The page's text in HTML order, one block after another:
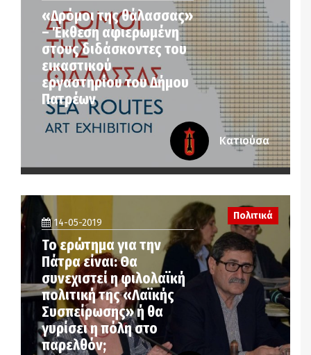
«Δρόμοι της θάλασσας»
– Έκθεση αφιερωμένη
στους διδάσκοντες του
εικαστικού
εργαστηρίου του Δήμου
Πατρέων
Κατιούσα
14-05-2019
Το ερώτημα για την
Πάτρα είναι: Θα
συνεχιστεί η φιλολαϊκή
πολιτική της «Λαϊκής
Συσπείρωσης» ή θα
γυρίσει η πόλη στο
παρελθόν;
Πολιτικά